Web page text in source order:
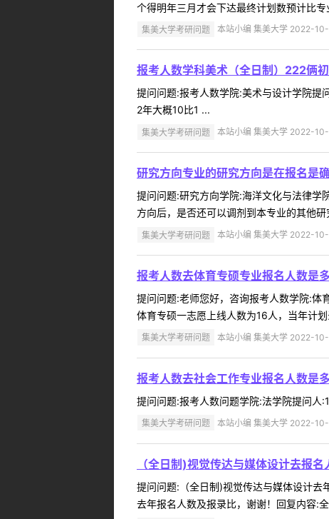
个得明年三月才会下达最终计划数预计比
集美大学考研问题 本站小编 集美大学 2022-
报考人数学科美术（全日制）222俩
提问问题:报考人数学院:美术与设计学院
2年大概10比1 ...
集美大学考研问题 本站小编 集美大学 2022-
研究方向专业的研究方向是在报名是
提问问题:研究方向学院:海洋文化与法律
方向后，是否还可以调剂到本专业的其他
集美大学考研问题 本站小编 集美大学 2022-
报考人数去体育专硕专业报名人数是
提问问题:老师您好，咨询报考人数学院:
体育专硕一志愿上线人数为16人，当年计
集美大学考研问题 本站小编 集美大学 2022-
报考人数去社会工作专业报名人数是
提问问题:报考人数问题学院:法学院提问
集美大学考研问题 本站小编 集美大学 2022-
（全日制)视觉传达与媒体设计去报
提问问题:（全日制)视觉传达与媒体设计
去年报名人数及报录比，谢谢！回复内容: